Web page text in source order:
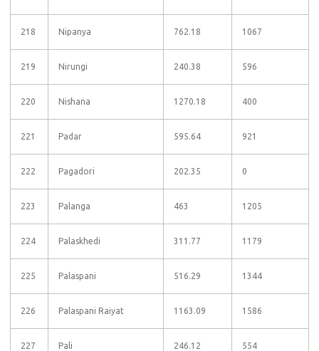
218 Nipanya 762.18 1067
219 Nirungi 240.38 596
220 Nishana 1270.18 400
221 Padar 595.64 921
222 Pagadori 202.35 0
223 Palanga 463 1205
224 Palaskhedi 311.77 1179
225 Palaspani 516.29 1344
226 Palaspani Raiyat 1163.09 1586
227 Pali 246.12 554